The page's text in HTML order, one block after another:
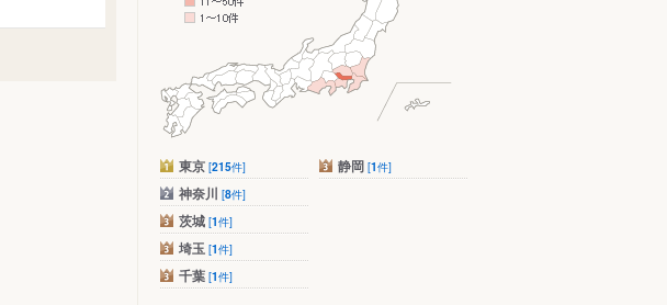
東京 [215件]
神奈川 [8件]
茨城 [1件]
埼玉 [1件]
千葉 [1件]
静岡 [1件]